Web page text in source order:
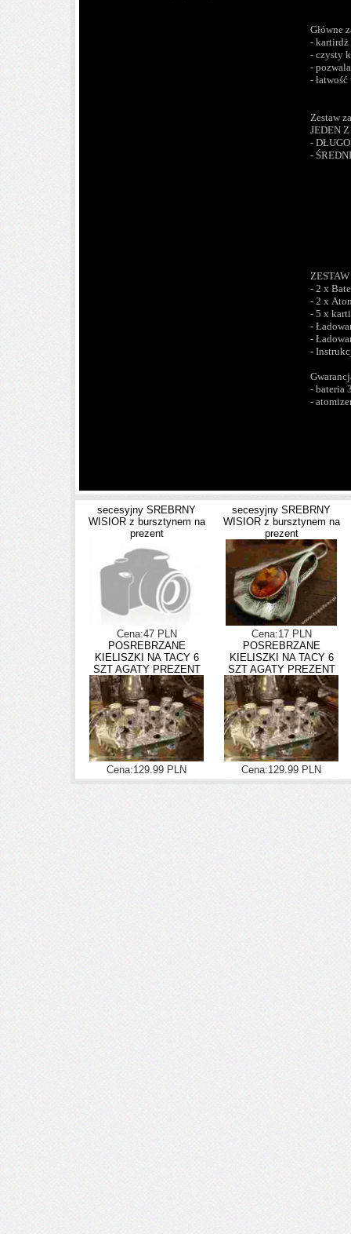
Główne
- kartirdż
- czysty
-
-
Zestaw
JEDEN
-
-
- 2 x
- 2 x
- 5 x
-
-
-
- bateria
-
secesyjny SREBRNY
WISIOR z bursztynem na
prezent
Cena:47 PLN
secesyjny SREBRNY
WISIOR z bursztynem na
prezent
Cena:17 PLN
POSREBRZANE
KIELISZKI NA TACY 6
SZT AGATY PREZENT
Cena:129.99 PLN
POSREBRZANE
KIELISZKI NA TACY 6
SZT AGATY PREZENT
Cena:129.99 PLN